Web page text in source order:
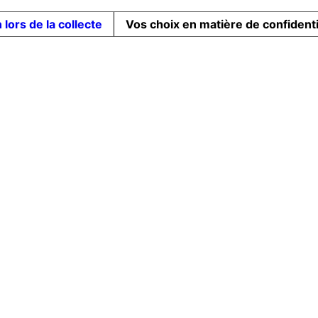
lors de la collecte Vos choix en matière de